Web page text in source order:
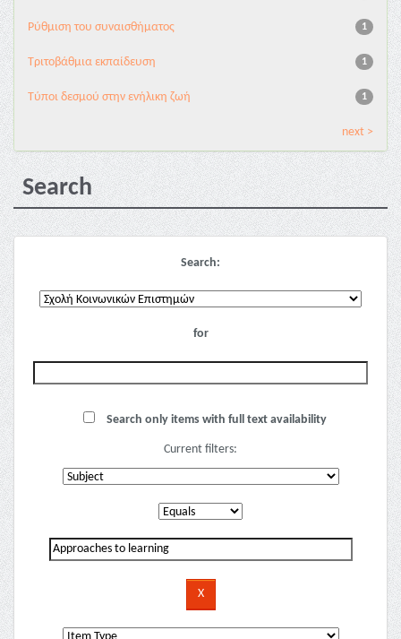
1
Ρύθμιση του συναισθήματος
1
Τριτοβάθμια εκπαίδευση
1
Τύποι δεσμού στην ενήλικη ζωή
next >
Search
Search:
for
Search only items with full text availability
Current filters: